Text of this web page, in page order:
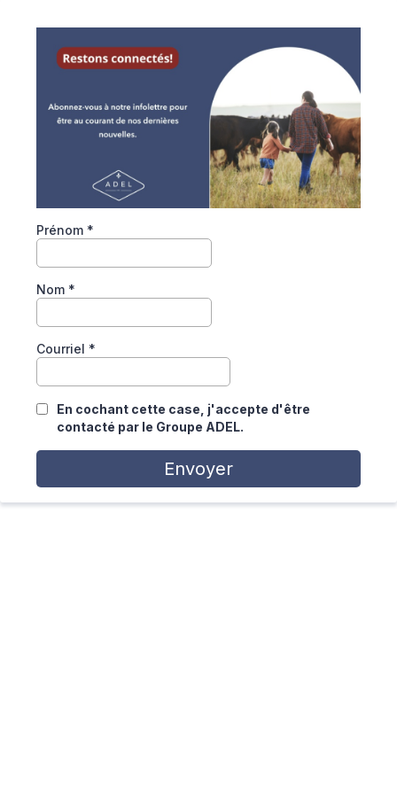
Prénom *
Nom *
Courriel *
En cochant cette case, j'accepte d'être
contacté par le Groupe ADEL.
Envoyer